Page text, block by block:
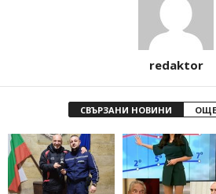
redaktor
СВЪРЗАНИ НОВИНИ